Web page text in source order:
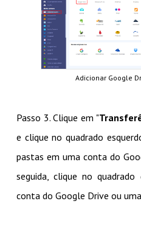
Adicionar Google
Passo 3. Clique em "
e clique no quadrado
pastas em uma conta do
seguida, clique no
conta do Google Drive ou